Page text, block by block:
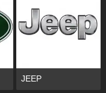
JEEP